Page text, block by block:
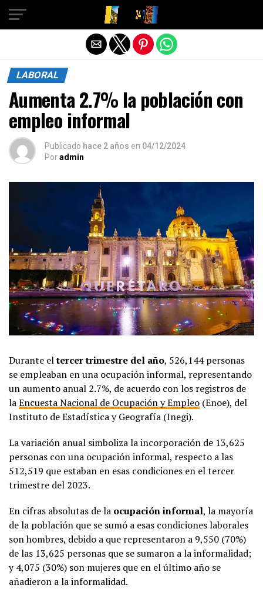
LABORAL
Aumenta 2.7% la población con
empleo informal
Publicado hace 2 años en 04/12/2024
Poradmin
Durante eltercer trimestre del año, 526,144 personas
se empleaban en una ocupación informal, representando
un aumento anual 2.7%, de acuerdo con los registros de
laEncuesta Nacional de Ocupación y Empleo (Enoe), del
Instituto de Estadística y Geografía (Inegi).
La variación anual simboliza la incorporación de 13,625
personas con una ocupación informal, respecto a las
512,519 que estaban en esas condiciones en el tercer
trimestre del 2023.
En cifras absolutas de la ocupación informal, la mayoría
de la población que se sumó a esas condiciones laborales
son hombres, debido a que representaron a 9,550 (70%)
de las 13,625 personas que se sumaron a la informalidad;
y 4,075 (30%) son mujeres que en el último año se
añadieron a la informalidad.
Salir de la versión móvil